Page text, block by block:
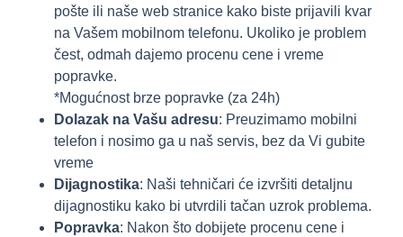
pošte ili naše web stranice kako biste prijavili kvar
na Vašem mobilnom telefonu. Ukoliko je problem
čest, odmah dajemo procenu cene i vreme
popravke.
*Mogućnost brze popravke (za 24h)
Dolazak na Vašu adresu: Preuzimamo mobilni
telefon i nosimo ga u naš servis, bez da Vi gubite
vreme
Dijagnostika: Naši tehničari će izvršiti detaljnu
dijagnostiku kako bi utvrdili tačan uzrok problema.
Popravka: Nakon što dobijete procenu cene i